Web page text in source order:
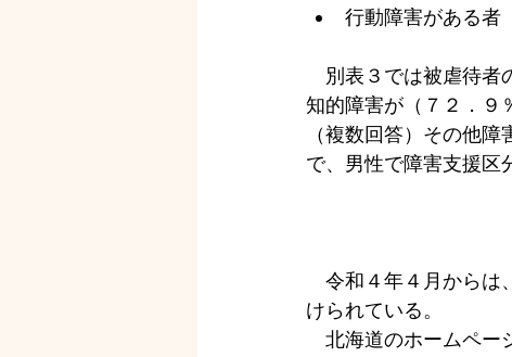
行動障害がある者
別表３では被虐待者
知的障害が（７２．９
（複数回答）その他
で、男性で障害支援区
令和４年４月からは
けられている。
北海道のホームペー